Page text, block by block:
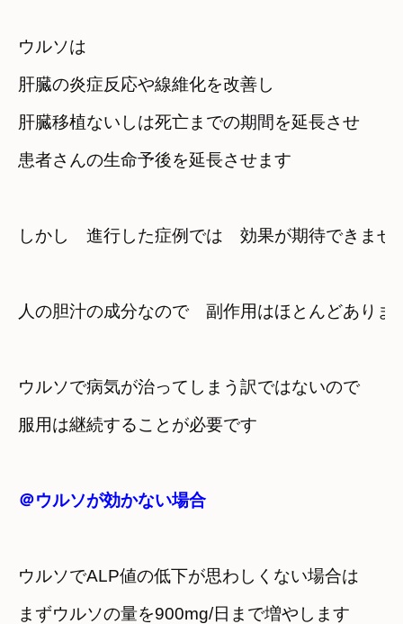
ウルソは
肝臓の炎症反応や線維化を改善し
肝臓移植ないしは死亡までの期間を延長させ
患者さんの生命予後を延長させます
しかし　進行した症例では　効果が期待できませ
人の胆汁の成分なので　副作用はほとんどありま
ウルソで病気が治ってしまう訳ではないので
服用は継続することが必要です
＠ウルソが効かない場合
ウルソでALP値の低下が思わしくない場合は
まずウルソの量を900mg/日まで増やします